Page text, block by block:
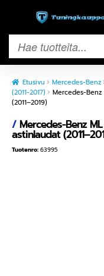
Etusivu Mercedes-Benz
(2011-2017)
Mercedes-Benz
(2011–2019)
/Mercedes-Benz
astinlaudat
Tuotenro: 63995